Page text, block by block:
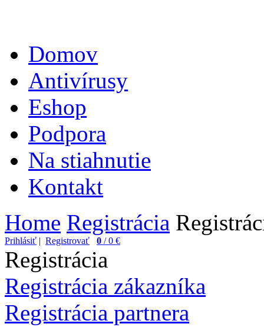
Domov
Antivírusy
Eshop
Podpora
Na stiahnutie
Kontakt
Home Registrácia
Prihlásiť | Registrovať 0 / 0 €
Registrácia
Registrácia zákazníka
Registrácia partnera